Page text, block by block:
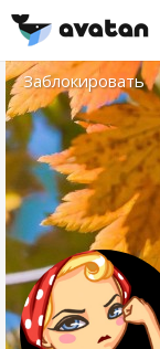
Заблокировать